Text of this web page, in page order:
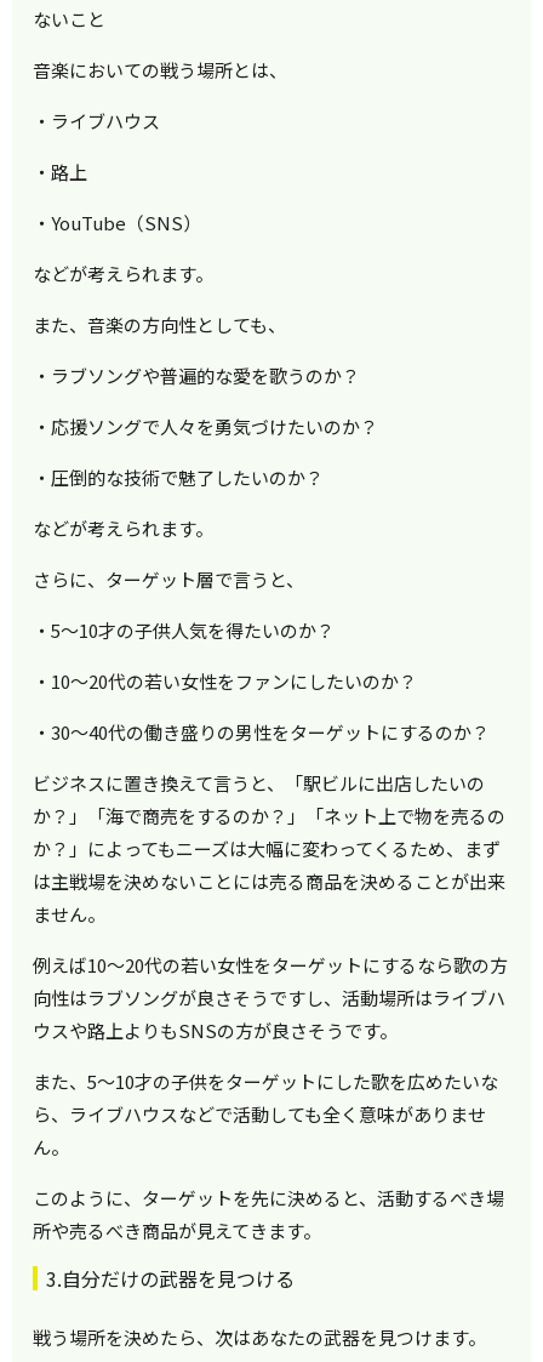
ないこと
音楽においての戦う場所とは、
・ライブハウス
・路上
・YouTube（SNS）
などが考えられます。
また、音楽の方向性としても、
・ラブソングや普遍的な愛を歌うのか？
・応援ソングで人々を勇気づけたいのか？
・圧倒的な技術で魅了したいのか？
などが考えられます。
さらに、ターゲット層で言うと、
・5～10才の子供人気を得たいのか？
・10～20代の若い女性をファンにしたいのか？
・30～40代の働き盛りの男性をターゲットにするのか？
ビジネスに置き換えて言うと、「駅ビルに出店したいの
か？」「海で商売をするのか？」「ネット上で物を売るの
か？」によってもニーズは大幅に変わってくるため、まず
は主戦場を決めないことには売る商品を決めることが出来
ません。
例えば10～20代の若い女性をターゲットにするなら歌の方
向性はラブソングが良さそうですし、活動場所はライブハ
ウスや路上よりもSNSの方が良さそうです。
また、5～10才の子供をターゲットにした歌を広めたいな
ら、ライブハウスなどで活動しても全く意味がありませ
ん。
このように、ターゲットを先に決めると、活動するべき場
所や売るべき商品が見えてきます。
3.自分だけの武器を見つける
戦う場所を決めたら、次はあなたの武器を見つけます。